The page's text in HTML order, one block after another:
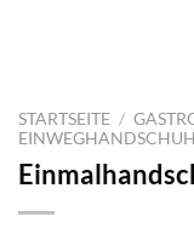
STARTSEITE /